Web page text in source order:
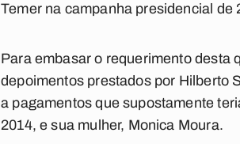
Temer na campanha presidencial de
Para embasar o requerimento desta
depoimentos prestados por Hilberto
a pagamentos que supostamente
2014, e sua mulher, Monica Moura.